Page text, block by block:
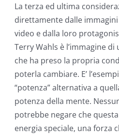
La terza ed ultima
direttamente dalle
video e dalla loro
Terry Wahls è l’immagine
che ha preso la propria
poterla cambiare. E’
“potenza” alternativa a
potenza della mente.
potrebbe negare che
energia speciale, una forza